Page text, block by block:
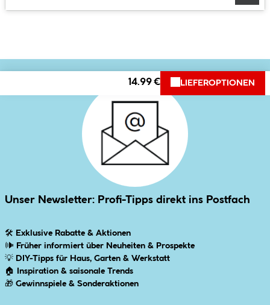
14.99 € LIEFEROPTIONEN
Unser Newsletter: Profi-Tipps direkt ins Postfach
🛠 Exklusive Rabatte & Aktionen
🕪 Früher informiert über Neuheiten & Prospekte
💡 DIY-Tipps für Haus, Garten & Werkstatt
🏠
Inspiration & saisonale Trends
🎁 Gewinnspiele & Sonderaktionen